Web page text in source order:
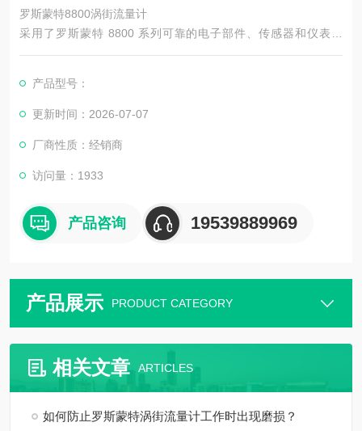
罗斯蒙特8800涡街流量计
采用了罗斯蒙特 8800 系列可靠的电子部件、传感器和仪表表
体，并通过利用一体化异径管的优势，实现了对较小流量的精确
要，因此大大地减少了安装成本和项目风险。 此外，罗斯蒙特 8
800 Reducer （异径管）端面至端面尺寸与传统的罗斯蒙特 880
产品型号：
更新时间：2026-07-07
厂商性质：经销商
访问量：1933
产品咨询 19539889969
产品展示 PRODUCT CATEGORY
相关文章 ARTICLES
如何防止罗斯蒙特涡街流量计工作时出现磨损？